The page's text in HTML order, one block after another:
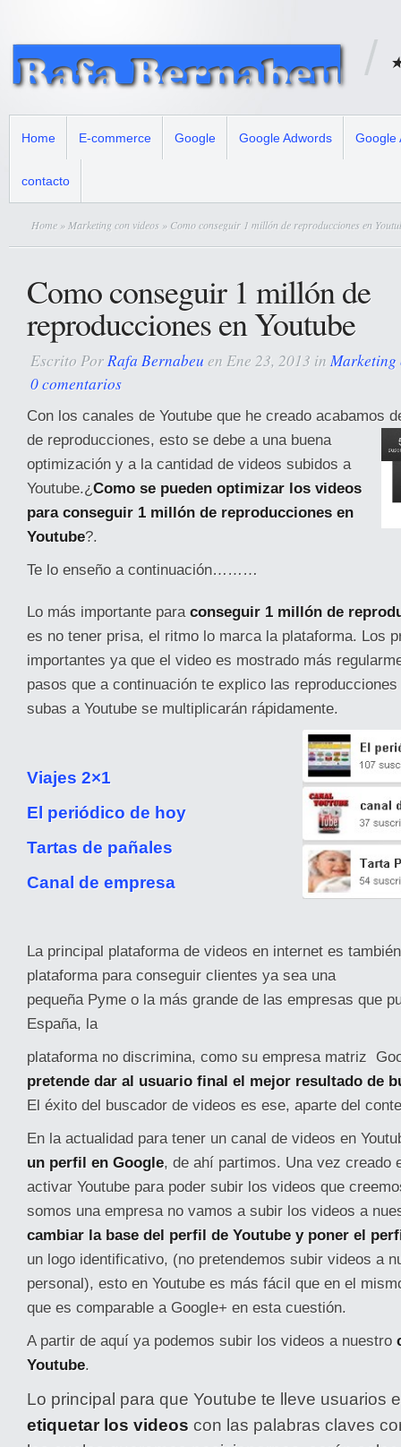
Home E-commerce Google Google Adwords Google
contacto
Home » Marketing con videos » Como conseguir 1 millón de reproducciones en
Como conseguir 1 millón de
reproducciones en Youtube
Escrito PorRafa Bernabeu en Ene 23, 2013 in Marketing
0 comentarios
Con los canales de Youtube que he creado acabamos
de reproducciones, esto se debe a una buena
optimización y a la cantidad de videos subidos a
Youtube.¿Como se pueden optimizar los videos
para conseguir 1 millón de reproducciones en
Youtube?.
Te lo enseño a continuación………
Lo más importante para conseguir 1 millón de
es no tener prisa, el ritmo lo marca la plataforma. Los
importantes ya que el video es mostrado más
pasos que a continuación te explico las
subas a Youtube se multiplicarán rápidamente.
Viajes 2×1
El periódico de hoy
Tartas de pañales
Canal de empresa
La principal plataforma de videos en internet es
plataforma para conseguir clientes ya sea una
pequeña Pyme o la más grande de las empresas que
España, la
plataforma no discrimina, como su empresa matriz
pretende dar al usuario final el mejor resultado de
El éxito del buscador de videos es ese, aparte del
En la actualidad para tener un canal de videos en
un perfil en Google, de ahí partimos. Una vez creado
activar Youtube para poder subir los videos que
somos una empresa no vamos a subir los videos a
cambiar la base del perfil de Youtube y poner el
un logo identificativo, (no pretendemos subir videos a
personal), esto en Youtube es más fácil que en el
que es comparable a Google+ en esta cuestión.
A partir de aquí ya podemos subir los videos a nuestro
Youtube.
Lo principal para que Youtube te lleve usuarios
etiquetar los videos con las palabras claves